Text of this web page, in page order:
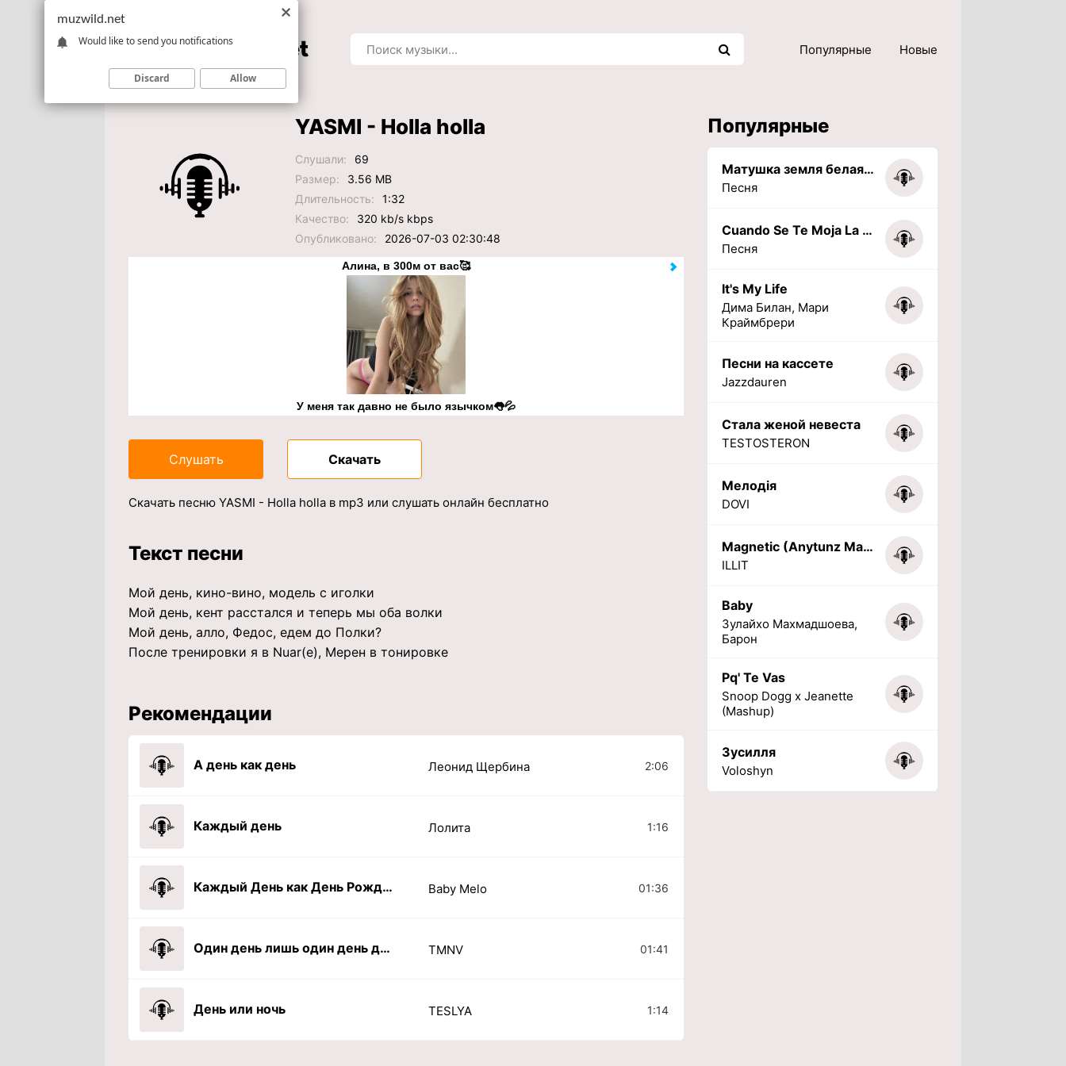
Популярные Новые
YASMI - Holla holla
Слушали:
69
Размер:
3.56 MB
Длительность:
1:32
Качество:
320 kb/s kbps
Опубликовано:
2026-07-03 02:30:48
Алина, в 300м от вас🥰
У меня так давно не было язычком👅💦
Слушать Скачать
Скачать песню YASMI - Holla holla в mp3 или слушать онлайн бесплатно
Текст песни
Мой день, кино-вино, модель с иголки
Мой день, кент расстался и теперь мы оба волки
Мой день, алло, Федос, едем до Полки?
После тренировки я в Nuar(е), Мерен в тонировке
Рекомендации
А день как день Леонид Щербина 2:06
Каждый день Лолита 1:16
Каждый День как День Рождения Baby Melo 01:36
Один день лишь один день да один день TMNV 01:41
День или ночь TESLYA 1:14
Популярные
Матушка земля белая березонька
Песня
Cuando Se Te Moja La Tarea (PHONK) (Slowed + Reverbed)
Песня
It's My Life
Дима Билан, Мари
Краймбрери
Песни на кассете
Jazzdauren
Стала женой невеста
TESTOSTERON
Мелодія
DOVI
Magnetic (Anytunz Marimba Ringtone)
ILLIT
Baby
Зулайхо Махмадшоева,
Барон
Pq' Te Vas
Snoop Dogg x Jeanette
(Mashup)
Зусилля
Voloshyn
muzwild.net
Would like to send you notifications
Discard Allow